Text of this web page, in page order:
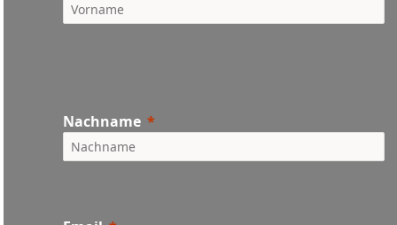
Nachname